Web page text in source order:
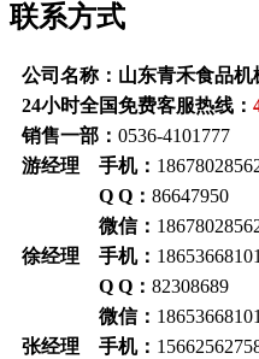
联系方式
公司名称：山东青禾食品机
24小时全国免费客服热线：
销售一部： 0536-4101777
游经理 手机：
Q Q： 86647950
微信：
徐经理 手机： 18653668101
Q Q： 82308689
微信： 18653668101
张经理 手机：